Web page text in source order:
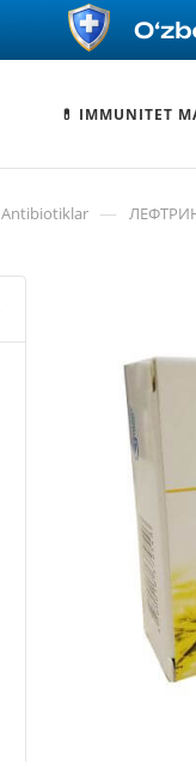
💊 IMMUNITET
Antibiotiklar —